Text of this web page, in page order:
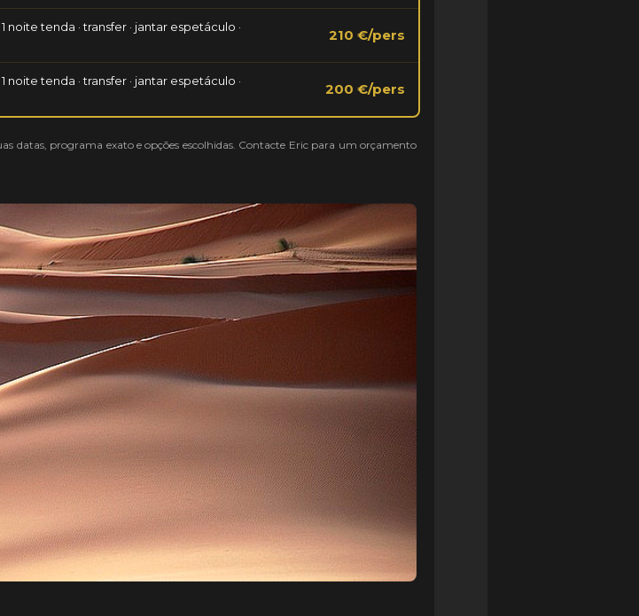
noite tenda · transfer · jantar espetáculo ·
210 €/pers
noite tenda · transfer · jantar espetáculo ·
200 €/pers
datas, programa exato e opções escolhidas. Contacte Eric para um orçamento